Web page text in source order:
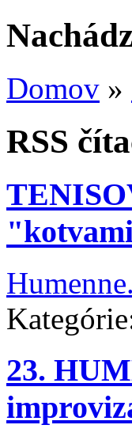
Domov »
RSS
23.